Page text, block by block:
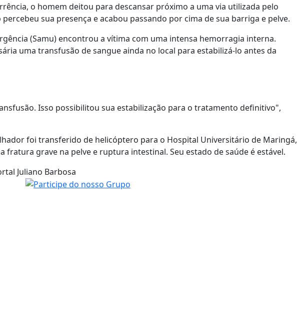
o homem deitou para descansar próximo a uma via utilizada pelo
sua presença e acabou passando por cima de sua barriga e pelve.
(Samu) encontrou a vítima com uma intensa hemorragia interna.
uma transfusão de sangue ainda no local para estabilizá-lo antes da
Isso possibilitou sua estabilização para o tratamento definitivo",
foi transferido de helicóptero para o Hospital Universitário de Maringá,
fratura grave na pelve e ruptura intestinal. Seu estado de saúde é estável.
Juliano Barbosa